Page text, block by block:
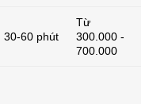
30-60 phút
Từ
300.000 -
700.000